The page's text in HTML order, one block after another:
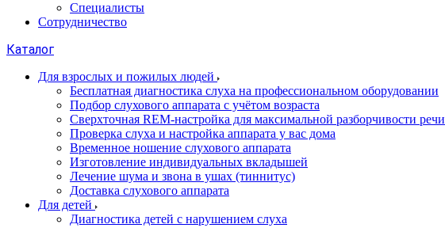
Специалисты
Сотрудничество
Каталог
Для взрослых и пожилых людей
Бесплатная диагностика слуха на профессиональном оборудовании
Подбор слухового аппарата с учётом возраста
Сверхточная REM-настройка для максимальной разборчивости речи
Проверка слуха и настройка аппарата у вас дома
Временное ношение слухового аппарата
Изготовление индивидуальных вкладышей
Лечение шума и звона в ушах (тиннитус)
Доставка слухового аппарата
Для детей
Диагностика детей с нарушением слуха